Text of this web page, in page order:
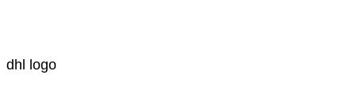
dhl logo